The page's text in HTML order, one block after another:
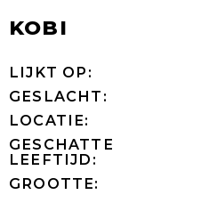
KOBI
LIJKT OP:
GESLACHT:
LOCATIE:
GESCHATTE
LEEFTIJD:
GROOTTE: